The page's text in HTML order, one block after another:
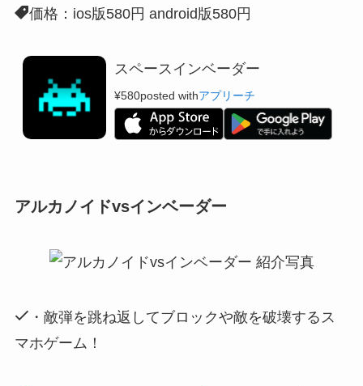
価格：ios版580円 android版580円
スペースインベーダー
¥580posted withアプリーチ
アルカノイドvsインベーダー
・敵弾を跳ね返してブロックや敵を破壊するス
マホゲーム！